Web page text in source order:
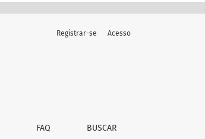
FAQ BUSCAR
Registrar-se Acesso